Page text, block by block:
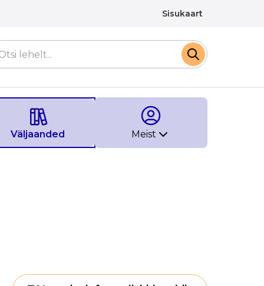
Sisukaart
Väljaanded Meist